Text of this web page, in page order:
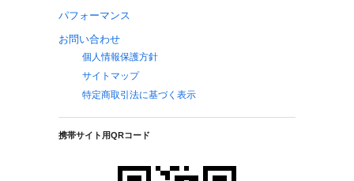
パフォーマンス
お問い合わせ
個人情報保護方針
サイトマップ
特定商取引法に基づく表示
携帯サイト用QRコード